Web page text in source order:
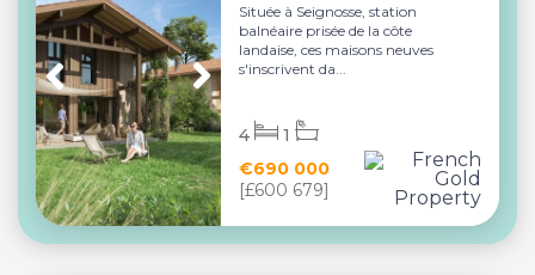
Située à Seignosse, station
balnéaire prisée de la côte
landaise, ces maisons neuves
s'inscrivent da...
€690 000
[£600 679]
4 1